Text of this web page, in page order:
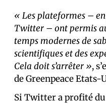
« Les plateformes –
Twitter – ont permis
temps modernes de
scientifiques et des
Cela doit s’arrêter »,
de Greenpeace Etats-
Si Twitter a profité